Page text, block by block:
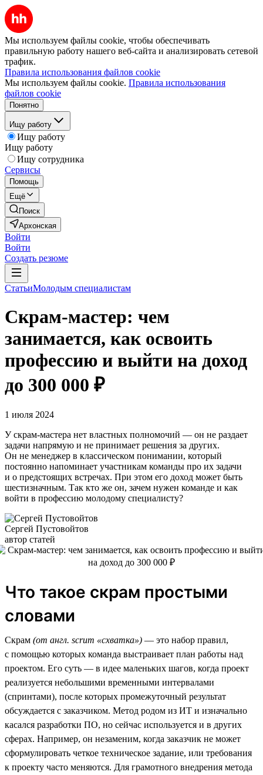
Мы используем файлы cookie, чтобы обеспечивать
правильную работу нашего веб-сайта и анализировать сетевой
трафик.
Правила использования файлов cookie
Мы используем файлы cookie. Правила использования
файлов cookie
Понятно
Ищу работу
Ищу работу
Ищу работу
Ищу сотрудника
Сервисы
Помощь
Ещё
Поиск
Архонская
Войти
Войти
Создать резюме
СтатьиМолодым специалистам
Скрам-мастер: чем
занимается, как освоить
профессию и выйти на доход
до 300 000 ₽
1 июля 2024
У скрам-мастера нет властных полномочий — он не раздает
задачи напрямую и не принимает решения за других.
Он не менеджер в классическом понимании, который
постоянно напоминает участникам команды про их задачи
и о предстоящих встречах. При этом его доход может быть
шестизначным. Так кто же он, зачем нужен команде и как
войти в профессию молодому специалисту?
Сергей Пустовойтов
автор статей
Что такое скрам простыми
словами
Скрам (от англ. scrum «схватка») — это набор правил,
с помощью которых команда выстраивает план работы над
проектом. Его суть — в идее маленьких шагов, когда проект
реализуется небольшими временными интервалами
(спринтами), после которых промежуточный результат
обсуждается с заказчиком. Метод родом из ИТ и изначально
касался разработки ПО, но сейчас используется и в других
сферах. Например, он незаменим, когда заказчик не может
сформулировать четкое техническое задание, или требования
к проекту часто меняются. Для грамотного внедрения метода